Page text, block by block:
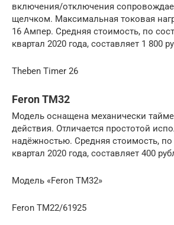
включения/отключения
щелчком. Максимальная токовая
16 Ампер. Средняя стоимость, по
квартал 2020 года, составляет 1 800
Theben Timer 26
Feron TM32
Модель оснащена механически
действия. Отличается простотой
надёжностью. Средняя стоимость,
квартал 2020 года, составляет 400
Модель «Feron TM32»
Feron TM22/61925